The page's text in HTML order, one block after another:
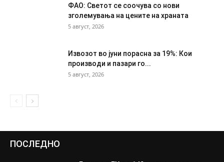
ФАО: Светот се соочува со нови
зголемувања на цените на храната
5 август, 2026
Извозот во јуни порасна за 19%: Кои
производи и пазари го...
5 август, 2026
ПОСЛЕДНО